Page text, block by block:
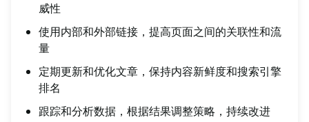
威性
使用内部和外部链接，提高页面之间的关联性和流
量
定期更新和优化文章，保持内容新鲜度和搜索引擎
排名
跟踪和分析数据，根据结果调整策略，持续改进